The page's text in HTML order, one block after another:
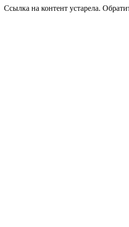
Ссылка на контент устарела.